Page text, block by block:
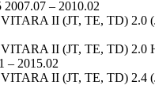
– 2010.02
II (JT, TE, TD) 2.0
II (JT, TE, TD) 2.0
– 2015.02
II (JT, TE, TD) 2.4